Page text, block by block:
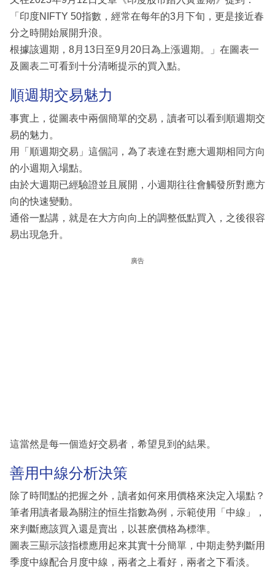
「印度NIFTY 50指數，經常在每年的3月下旬，更是接近春
分之時開始展開升浪。
根據該週期，8月13日至9月20日為上漲週期。」在圖表一
及圖表二可看到十分清晰提示的買入點。
順週期交易魅力
事實上，從圖表中兩個簡單的交易，讀者可以看到順週期交
易的魅力。
用「順週期交易」這個詞，為了表達在對應大週期相同方向
的小週期入場點。
由於大週期已經驗證並且展開，小週期往往會觸發所對應方
向的快速變動。
通俗一點講，就是在大方向向上的調整低點買入，之後很容
易出現急升。
廣告
這當然是每一個造好交易者，希望見到的結果。
善用中線分析決策
除了時間點的把握之外，讀者如何來用價格來決定入場點？
筆者用讀者最為關注的恒生指數為例，示範使用「中線」，
來判斷應該買入還是賣出，以甚麽價格為標準。
圖表三顯示該指標應用起來其實十分簡單，中期走勢判斷用
季度中線配合月度中線，兩者之上看好，兩者之下看淡。